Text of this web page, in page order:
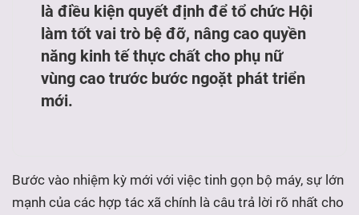
là điều kiện quyết định để tổ chức Hội
làm tốt vai trò bệ đỡ, nâng cao quyền
năng kinh tế thực chất cho phụ nữ
vùng cao trước bước ngoặt phát triển
mới.
Bước vào nhiệm kỳ mới với việc tinh gọn bộ máy, sự lớn
mạnh của các hợp tác xã chính là câu trả lời rõ nhất cho